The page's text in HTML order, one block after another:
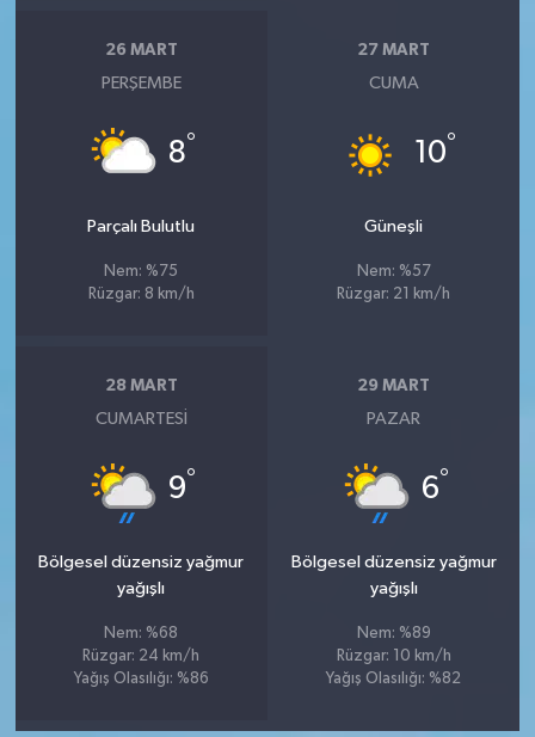
26 MART
PERŞEMBE
8°
Parçalı Bulutlu
Nem: %75
Rüzgar: 8 km/h
27 MART
CUMA
10°
Güneşli
Nem: %57
Rüzgar: 21 km/h
28 MART
CUMARTESI
9°
Bölgesel düzensiz yağmur
yağışlı
Nem: %68
Rüzgar: 24 km/h
Yağış Olasılığı: %86
29 MART
PAZAR
6°
Bölgesel düzensiz yağmur
yağışlı
Nem: %89
Rüzgar: 10 km/h
Yağış Olasılığı: %82